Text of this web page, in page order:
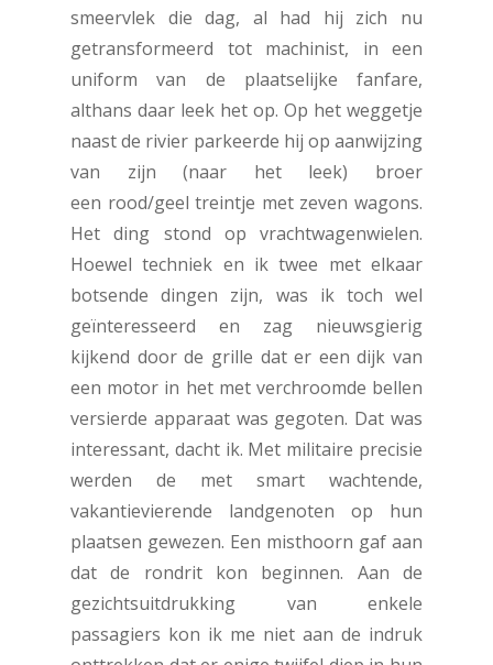
smeervlek die dag, al had hij zich nu
getransformeerd tot machinist, in een
uniform van de plaatselijke fanfare,
althans daar leek het op. Op het weggetje
naast de rivier parkeerde hij op aanwijzing
van zijn (naar het leek) broer
een rood/geel treintje met zeven wagons.
Het ding stond op vrachtwagenwielen.
Hoewel techniek en ik twee met elkaar
botsende dingen zijn, was ik toch wel
geïnteresseerd en zag nieuwsgierig
kijkend door de grille dat er een dijk van
een motor in het met verchroomde bellen
versierde apparaat was gegoten. Dat was
interessant, dacht ik. Met militaire precisie
werden de met smart wachtende,
vakantievierende landgenoten op hun
plaatsen gewezen. Een misthoorn gaf aan
dat de rondrit kon beginnen. Aan de
gezichtsuitdrukking van enkele
passagiers kon ik me niet aan de indruk